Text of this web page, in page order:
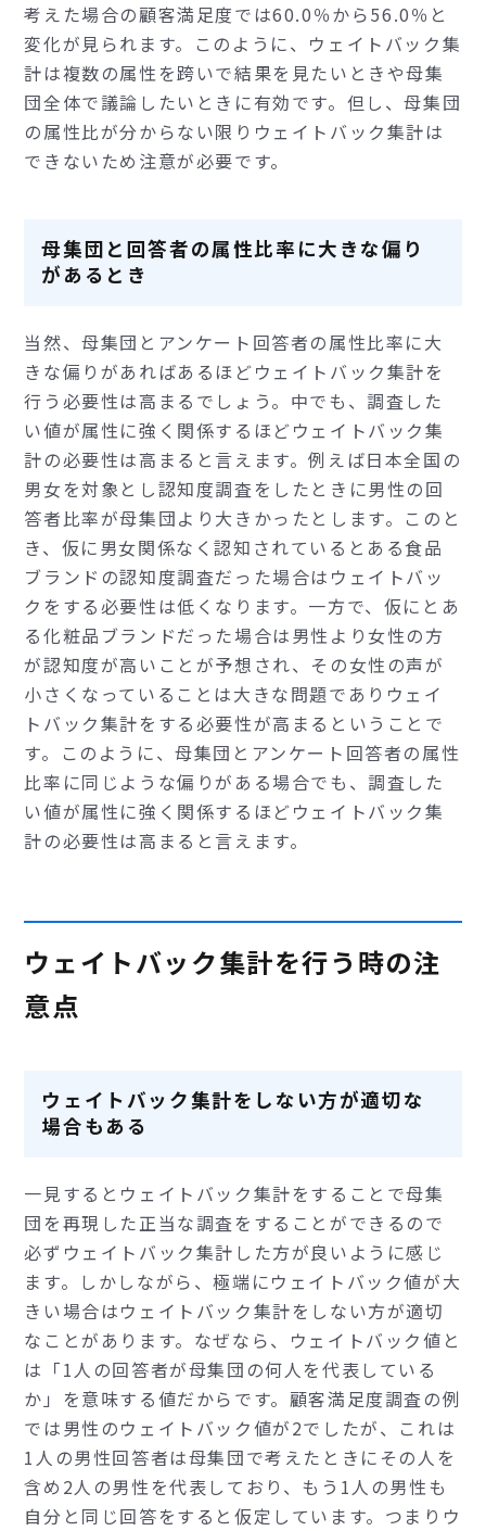
考えた場合の顧客満足度では60.0％から56.0％と
変化が見られます。このように、ウェイトバック集
計は複数の属性を跨いで結果を見たいときや母集
団全体で議論したいときに有効です。但し、母集団
の属性比が分からない限りウェイトバック集計は
できないため注意が必要です。
母集団と回答者の属性比率に大きな偏り
があるとき
当然、母集団とアンケート回答者の属性比率に大
きな偏りがあればあるほどウェイトバック集計を
行う必要性は高まるでしょう。中でも、調査した
い値が属性に強く関係するほどウェイトバック集
計の必要性は高まると言えます。例えば日本全国の
男女を対象とし認知度調査をしたときに男性の回
答者比率が母集団より大きかったとします。このと
き、仮に男女関係なく認知されているとある食品
ブランドの認知度調査だった場合はウェイトバッ
クをする必要性は低くなります。一方で、仮にとあ
る化粧品ブランドだった場合は男性より女性の方
が認知度が高いことが予想され、その女性の声が
小さくなっていることは大きな問題でありウェイ
トバック集計をする必要性が高まるということで
す。このように、母集団とアンケート回答者の属性
比率に同じような偏りがある場合でも、調査した
い値が属性に強く関係するほどウェイトバック集
計の必要性は高まると言えます。
ウェイトバック集計を行う時の注
意点
ウェイトバック集計をしない方が適切な
場合もある
一見するとウェイトバック集計をすることで母集
団を再現した正当な調査をすることができるので
必ずウェイトバック集計した方が良いように感じ
ます。しかしながら、極端にウェイトバック値が大
きい場合はウェイトバック集計をしない方が適切
なことがあります。なぜなら、ウェイトバック値と
は「1人の回答者が母集団の何人を代表している
か」を意味する値だからです。顧客満足度調査の例
では男性のウェイトバック値が2でしたが、これは
1人の男性回答者は母集団で考えたときにその人を
含め2人の男性を代表しており、もう1人の男性も
自分と同じ回答をすると仮定しています。つまりウ